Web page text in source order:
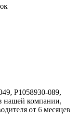
P1058930-089,
нашей компании,
от 6 месяцев